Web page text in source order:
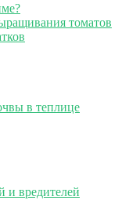
томатов
в теплице
и вредителей